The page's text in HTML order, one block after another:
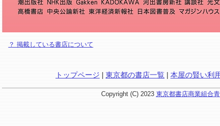
？ 掲載している書店について
トップページ | 東京都の書店一覧 | 本屋の賢い利
Copyright (C) 2023 東京都書店商業組合